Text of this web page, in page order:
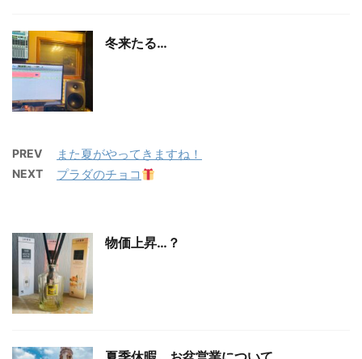
冬来たる…
PREV また夏がやってきますね！
NEXT プラダのチョコ
物価上昇…？